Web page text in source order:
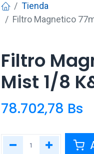
Tienda
Filtro Magnetico
Filtro
Mist 1/8
78.702,78 Bs